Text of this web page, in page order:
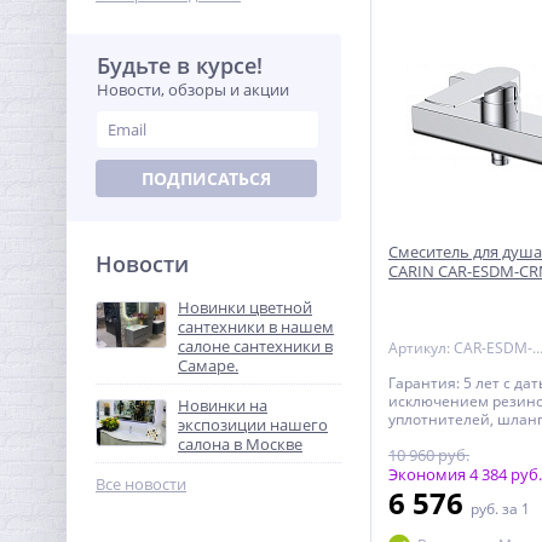
Будьте в курсе!
Новости, обзоры и акции
ПОДПИСАТЬСЯ
Новости
Новинки цветной
сантехники в нашем
салоне сантехники в
Самаре.
Новинки на
экспозиции нашего
салона в Москве
Все новости
Смеситель для душа
CARIN CAR-ESDM-
Артикул: CAR-ESDM-CRM
Гарантия: 5 лет с
исключением
уплотнителей,
комплектующие
BELBAGNO, за
резиновых изделий -
продажи - на
1 год с даты
10 960 руб.
Экономия 4 384 руб.
6 576 руб. за 1